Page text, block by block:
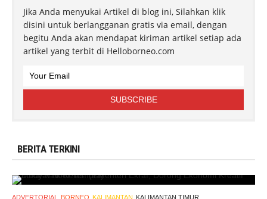
Jika Anda menyukai Artikel di blog ini, Silahkan klik
disini untuk berlangganan gratis via email, dengan
begitu Anda akan mendapat kiriman artikel setiap ada
artikel yang terbit di Helloborneo.com
BERITA TERKINI
ADVERTORIAL BORNEO KALIMANTAN KALIMANTAN TIMUR